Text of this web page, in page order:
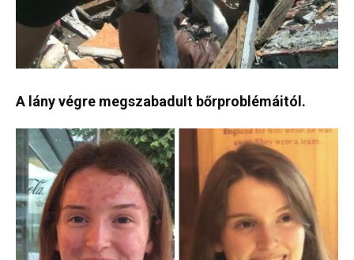
A lány végre megszabadult bőrproblémáitól.